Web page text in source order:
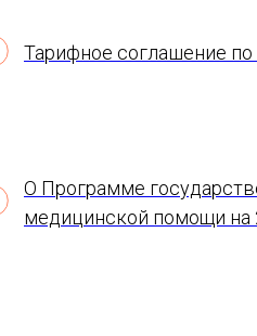
Тарифное соглашение
О Программе
медицинской помощи на